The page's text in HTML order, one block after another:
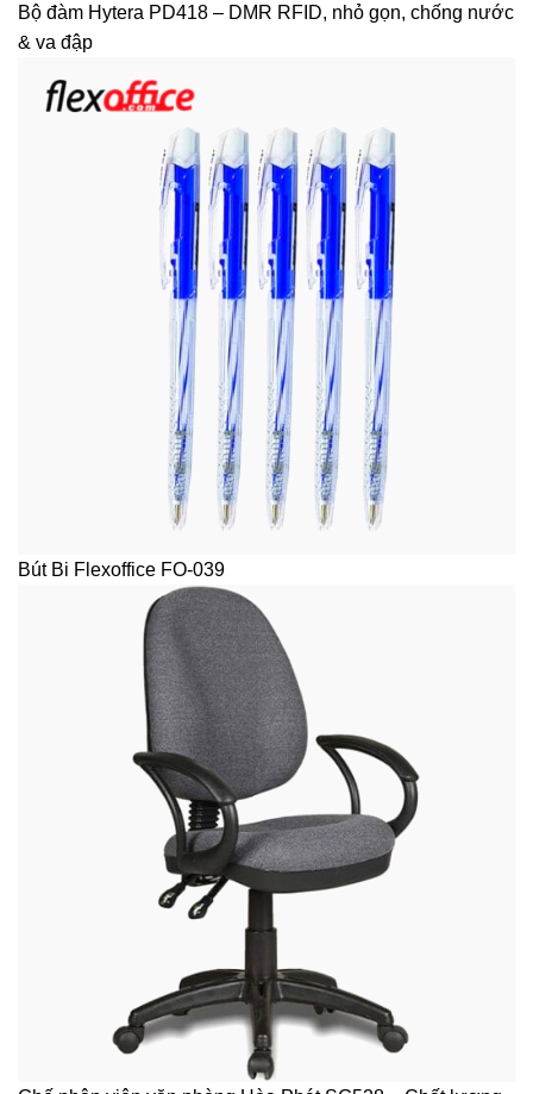
Bộ đàm Hytera PD418 – DMR RFID, nhỏ gọn, chống nước
& va đập
Bút Bi Flexoffice FO-039